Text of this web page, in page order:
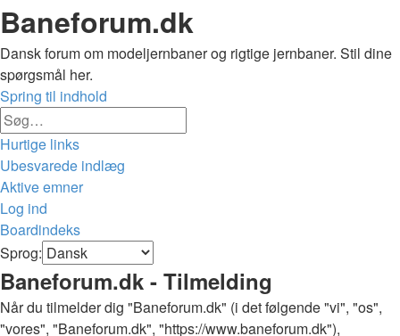
Baneforum.dk
Dansk forum om modeljernbaner og rigtige jernbaner. Stil dine
spørgsmål her.
Spring til indhold
Hurtige links
Ubesvarede indlæg
Aktive emner
Log ind
Boardindeks
Søg
Sprog:
Baneforum.dk - Tilmelding
Når du tilmelder dig "Baneforum.dk" (i det følgende "vi", "os",
"vores", "Baneforum.dk", "https://www.baneforum.dk"),